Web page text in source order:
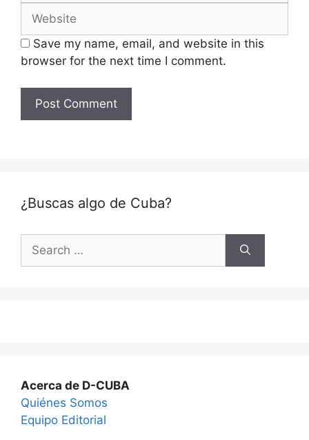
Website
Save my name, email, and website in this
browser for the next time I comment.
¿Buscas algo de Cuba?
Search
for:
Acerca de D-CUBA
Quiénes Somos
Equipo Editorial